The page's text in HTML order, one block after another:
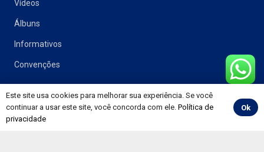
Vídeos
Álbuns
Informativos
Convenções
Painéis
Este site usa cookies para melhorar sua experiência. Se você
continuar a usar este site, você concorda com ele. Política de
privacidade
Ok